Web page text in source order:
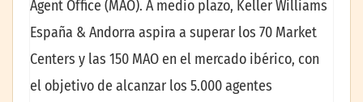
Agent Office (MAO). A medio plazo, Keller Williams
España & Andorra aspira a superar los 70 Market
Centers y las 150 MAO en el mercado ibérico, con
el objetivo de alcanzar los 5.000 agentes